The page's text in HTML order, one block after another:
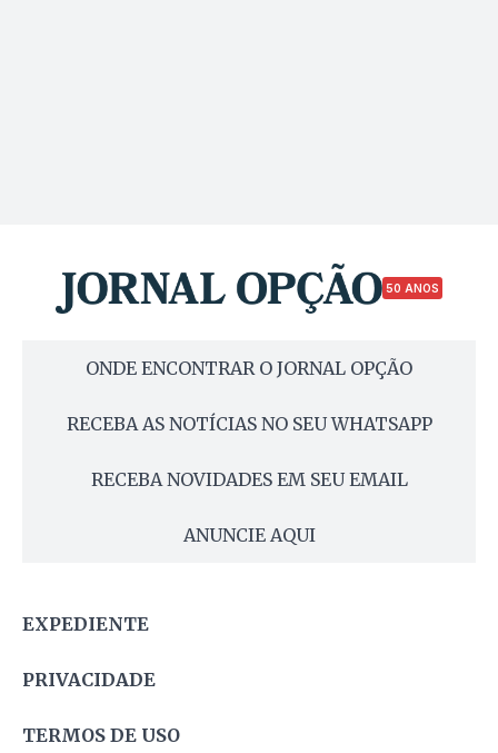
50 ANOS
ONDE ENCONTRAR O JORNAL OPÇÃO
RECEBA AS NOTÍCIAS NO SEU WHATSAPP
RECEBA NOVIDADES EM SEU EMAIL
ANUNCIE AQUI
EXPEDIENTE
PRIVACIDADE
TERMOS DE USO